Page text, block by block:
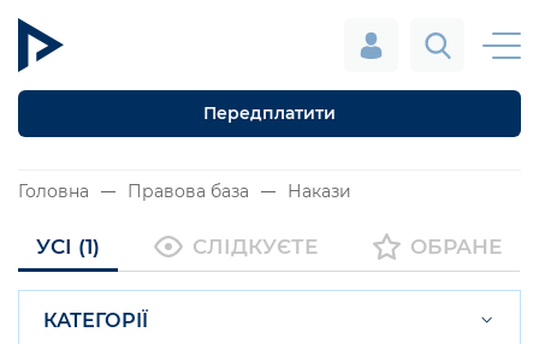
Передплатити
Головна Правова база Накази
УСІ (1) СЛІДКУЄТЕ ОБРАНЕ
КАТЕГОРІЇ